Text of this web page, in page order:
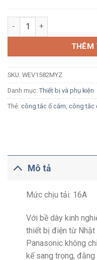
Ổ cắm đôi 3 chấu
THÊM
SKU: WEV1582MYZ
Danh mục: Thiết bị và phụ kiện
Thẻ: công tắc ổ cắm công tắc
Mô tả
Mức chịu tải: 16A
Với bề dày kinh
thiết bị điện từ Nhật
Panasonic không
kế sang trọng,